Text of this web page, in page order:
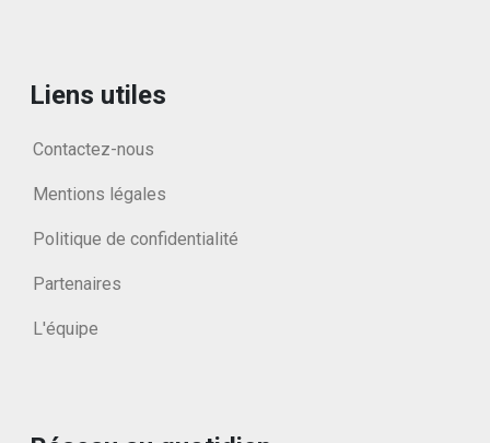
Liens utiles
Contactez-nous
Mentions légales
Politique de confidentialité
Partenaires
L'équipe